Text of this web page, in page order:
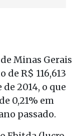
Minas Gerais
R$ 116,613
2014, o que
0,21% em
passado.